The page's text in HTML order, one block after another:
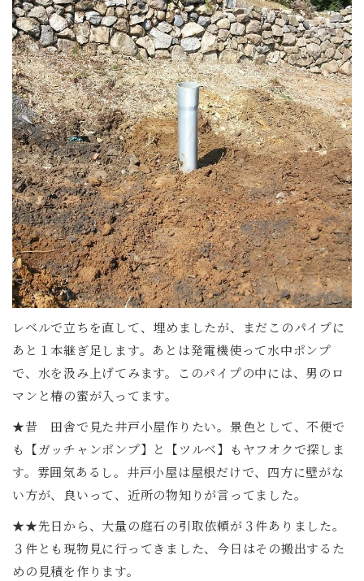
レベルで立ちを直して、埋めましたが、まだこのパイプに
あと１本継ぎ足します。あとは発電機使って水中ポンプ
で、水を汲み上げてみます。このパイプの中には、男のロ
マンと椿の蜜が入ってます。
★昔 田舎で見た井戸小屋作りたい。景色として、不便で
も【ガッチャンポンプ】と【ツルベ】もヤフオクで探しま
す。雰囲気あるし。井戸小屋は屋根だけで、四方に壁がな
い方が、良いって、近所の物知りが言ってました。
★★先日から、大量の庭石の引取依頼が３件ありました。
３件とも現物見に行ってきました、今日はその搬出するた
めの見積を作ります。